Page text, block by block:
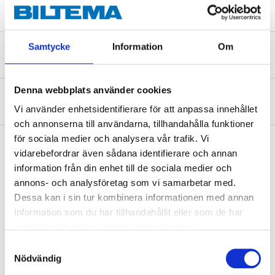
Samtycke Information Om
Denna webbplats använder cookies
Vi använder enhetsidentifierare för att anpassa innehållet
och annonserna till användarna, tillhandahålla funktioner
för sociala medier och analysera vår trafik. Vi
vidarebefordrar även sådana identifierare och annan
information från din enhet till de sociala medier och
annons- och analysföretag som vi samarbetar med.
Dessa kan i sin tur kombinera informationen med annan
information som du har tillhandahållit eller som de har
Nödvändig
Säkerhetsinformation och övriga dokument
Köp & Hämta
Köp & Hämta i ditt varuhus inom 2 timmar! För mer information om
tjänsten och våra villkor.